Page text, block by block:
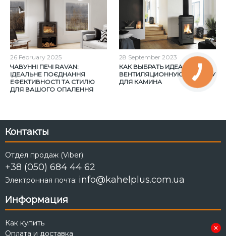
26 February 2025
ЧАВУННІ ПЕЧІ RAVAN:
ІДЕАЛЬНЕ ПОЄДНАННЯ
ЕФЕКТИВНОСТІ ТА СТИЛЮ
ДЛЯ ВАШОГО ОПАЛЕННЯ
28 September 2023
КАК ВЫБРАТЬ ИДЕАЛЬНУЮ
ВЕНТИЛЯЦИОННУЮ РЕШЕТКУ
ДЛЯ КАМИНА
Контакты
Отдел продаж (Viber):
+38 (050) 684 44 62
Электронная почта: info@kahelplus.com.ua
Информация
Как купить
Оплата и доставка